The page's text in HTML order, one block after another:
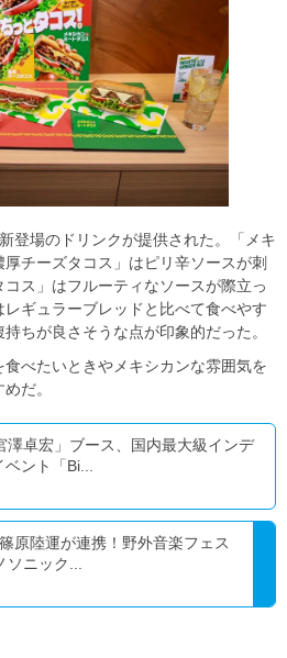
登場のドリンクが提供された。「メキ
チーズタコス」はピリ辛ソースが刺
ス」はフルーティなソースが際立っ
ギュラーブレッドと比べて食べやす
ちが良さそうな点が印象的だった。
べたいときやメキシカンな雰囲気を
だ。
澤卓宏」ブース、国内最大級インデ
ント「Bi...
原陸運が連携！野外音楽フェス
ソニック...